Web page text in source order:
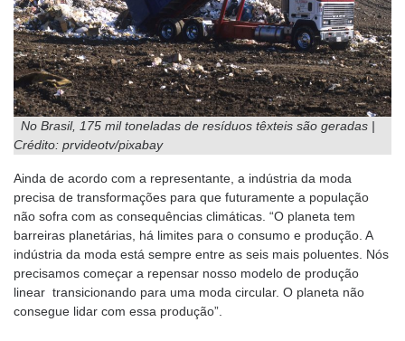
No Brasil, 175 mil toneladas de resíduos têxteis são geradas |
Crédito: prvideotv/pixabay
Ainda de acordo com a representante, a indústria da moda
precisa de transformações para que futuramente a população
não sofra com as consequências climáticas. “O planeta tem
barreiras planetárias, há limites para o consumo e produção. A
indústria da moda está sempre entre as seis mais poluentes. Nós
precisamos começar a repensar nosso modelo de produção
linear transicionando para uma moda circular. O planeta não
consegue lidar com essa produção”.